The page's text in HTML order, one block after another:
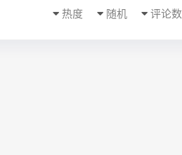
评论
随机
热度